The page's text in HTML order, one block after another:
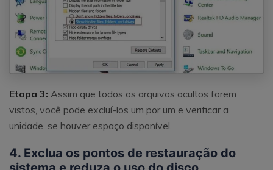
Etapa 3: Assim que todos os arquivos ocultos forem
vistos, você pode excluí-los um por um e verificar a
unidade, se houver espaço disponível.
4. Exclua os pontos de restauração do